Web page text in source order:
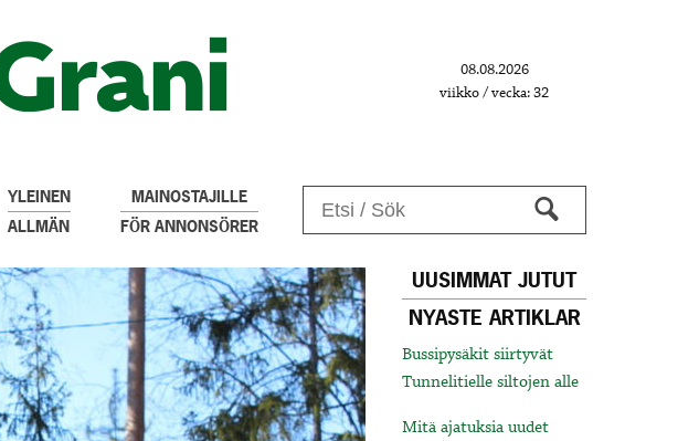
08.08.2026
viikko / vecka: 32
YLEINEN
ALLMÄN
MAINOSTAJILLE
FÖR ANNONSÖRER
UUSIMMAT JUTUT
NYASTE ARTIKLAR
Bussipysäkit siirtyvät
Tunnelitielle siltojen alle
Mitä ajatuksia uudet